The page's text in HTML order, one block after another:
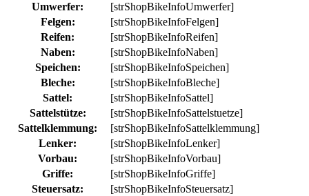
Umwerfer:
[strShopBikeInfoUmwerfer]
Felgen:
[strShopBikeInfoFelgen]
Reifen:
[strShopBikeInfoReifen]
Naben:
[strShopBikeInfoNaben]
Speichen:
[strShopBikeInfoSpeichen]
Bleche:
[strShopBikeInfoBleche]
Sattel:
[strShopBikeInfoSattel]
Sattelstütze:
[strShopBikeInfoSattelstuetze]
Sattelklemmung:
[strShopBikeInfoSattelklemmung]
Lenker:
[strShopBikeInfoLenker]
Vorbau:
[strShopBikeInfoVorbau]
Griffe:
[strShopBikeInfoGriffe]
Steuersatz:
[strShopBikeInfoSteuersatz]